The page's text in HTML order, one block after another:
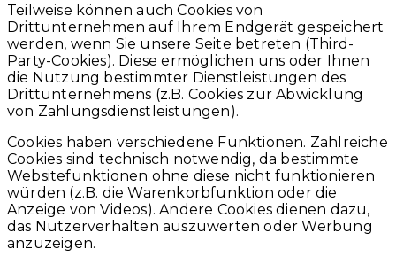
Teilweise können auch Cookies von
Drittunternehmen auf Ihrem Endgerät gespeichert
werden, wenn Sie unsere Seite betreten (Third-
Party-Cookies). Diese ermöglichen uns oder Ihnen
die Nutzung bestimmter Dienstleistungen des
Drittunternehmens (z.B. Cookies zur Abwicklung
von Zahlungsdienstleistungen).
Cookies haben verschiedene Funktionen. Zahlreiche
Cookies sind technisch notwendig, da bestimmte
Websitefunktionen ohne diese nicht funktionieren
würden (z.B. die Warenkorbfunktion oder die
Anzeige von Videos). Andere Cookies dienen dazu,
das Nutzerverhalten auszuwerten oder Werbung
anzuzeigen.